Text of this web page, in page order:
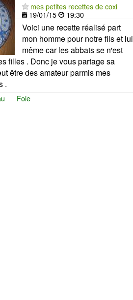
mes petites recettes de coxi
19/01/15
19:30
Voici une recette réalisé part
mon homme pour notre fils et lui
même car les abbats se n'est
filles . Donc je vous partage sa
être des amateur parmis mes
.
Foie